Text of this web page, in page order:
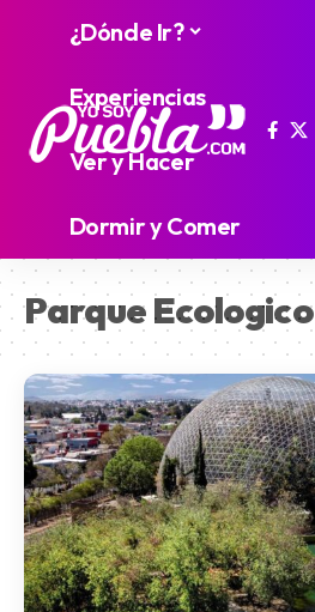
¿Dónde Ir?
Experiencias
Ver y Hacer
Dormir y Comer
Parque Ecologico